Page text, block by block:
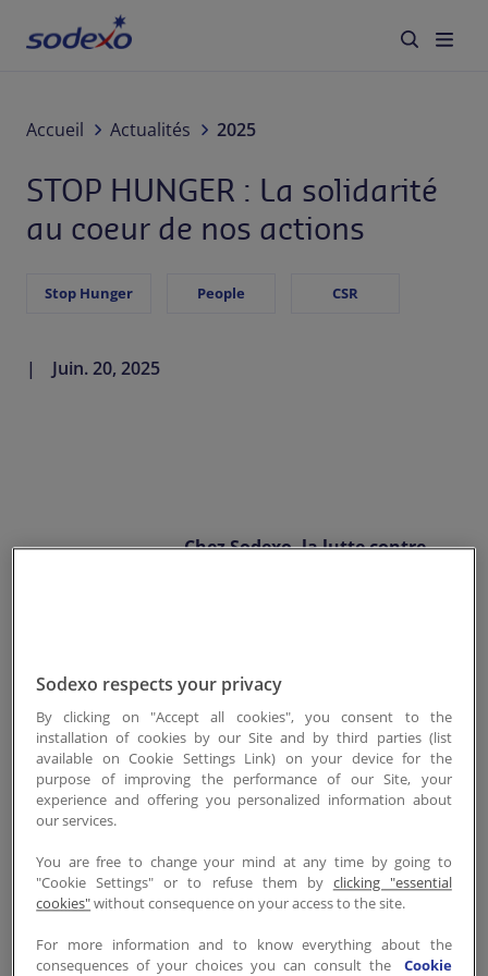
À propos de nous
Services & Marques
Secteurs
Responsabilité d'Entreprise
Jobs
Accueil Actualités 2025
STOP HUNGER : La solidarité
au coeur de nos actions
Stop Hunger People CSR
Juin. 20, 2025
Chez Sodexo, la lutte contre
collaborateurs à travers le
monde, et ici au Luxembourg,
elle prend vie grâce à nos
différents partenariats.
Une collaboration
solidaire
Sodexo respects your privacy
By clicking on "Accept all cookies", you consent to the
installation of cookies by our Site and by third parties (list
available on Cookie Settings Link) on your device for the
purpose of improving the performance of our Site, your
experience and offering you personalized information about
our services.
You are free to change your mind at any time by going to
"Cookie Settings" or to refuse them by clicking "essential
cookies"without consequence on your access to the site.
For more information and to know everything about the
consequences of your choices you can consult the
Cookie